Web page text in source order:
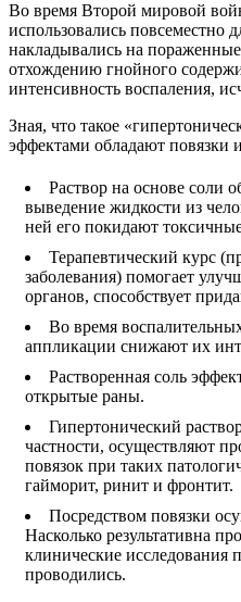
Во время Второй мировой
использовались повсеместно
накладывались на
отхождению гнойного
интенсивность воспаления,
Зная, что такое
эффектами обладают повязки
Раствор на основе соли
выведение жидкости из
ней его покидают
Терапевтический курс
заболевания) помогает
органов, способствует
Во время
аппликации снижают их
Растворенная соль
открытые раны.
Гипертонический
частности, осуществляют
повязок при таких
гайморит, ринит и фронтит.
Посредством повязки
Насколько результативна
клинические исследования
проводились.